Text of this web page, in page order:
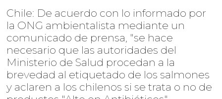
Chile: De acuerdo con lo informado por
la ONG ambientalista mediante un
comunicado de prensa, "se hace
necesario que las autoridades del
Ministerio de Salud procedan a la
brevedad al etiquetado de los salmones
y aclaren a los chilenos si se trata o no de